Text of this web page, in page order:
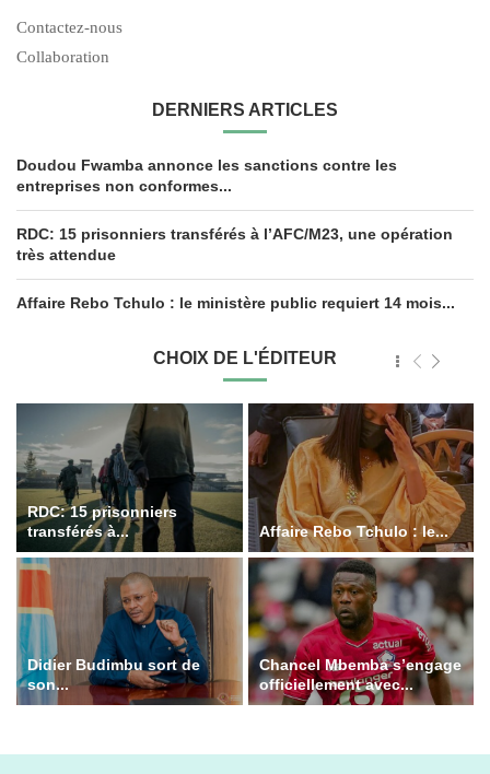
Contactez-nous
Collaboration
DERNIERS ARTICLES
Doudou Fwamba annonce les sanctions contre les
entreprises non conformes...
RDC: 15 prisonniers transférés à l’AFC/M23, une opération
très attendue
Affaire Rebo Tchulo : le ministère public requiert 14 mois...
CHOIX DE L'ÉDITEUR
RDC: 15 prisonniers
transférés à...
Affaire Rebo Tchulo : le...
Didier Budimbu sort de
son...
Chancel Mbemba s’engage
officiellement avec...